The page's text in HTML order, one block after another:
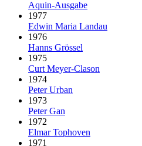
Aquin-Ausgabe
1977
Edwin Maria Landau
1976
Hanns Grössel
1975
Curt Meyer-Clason
1974
Peter Urban
1973
Peter Gan
1972
Elmar Tophoven
1971